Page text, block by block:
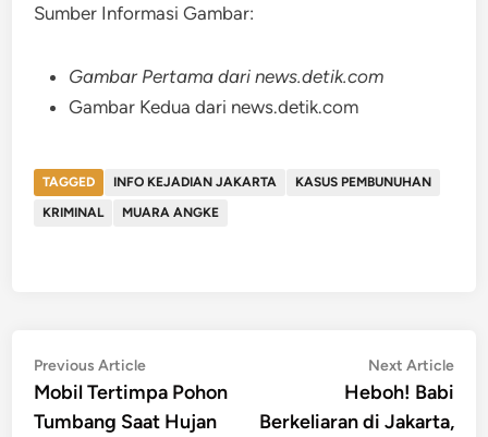
Sumber Informasi Gambar:
Gambar Pertama dari news.detik.com
Gambar Kedua dari news.detik.com
TAGGED INFO KEJADIAN JAKARTA
KASUS PEMBUNUHAN
KRIMINAL
MUARA ANGKE
Post
navigation
Previous ArticlePrevious
article:
Mobil Tertimpa Pohon
Tumbang Saat Hujan
Next Article
Heboh! Babi
Berkeliaran di Jakarta,